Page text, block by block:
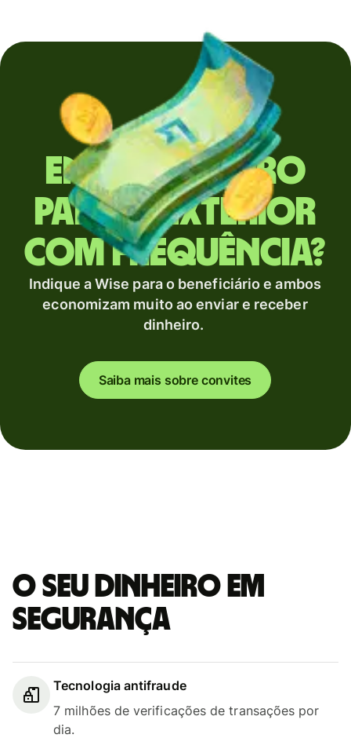
Envia dinheiro
para o exterior
com frequência?
Indique a Wise para o beneficiário e ambos
economizam muito ao enviar e receber
dinheiro.
Saiba mais sobre convites
O seu dinheiro em
segurança
Tecnologia antifraude
7 milhões de verificações de transações por
dia.